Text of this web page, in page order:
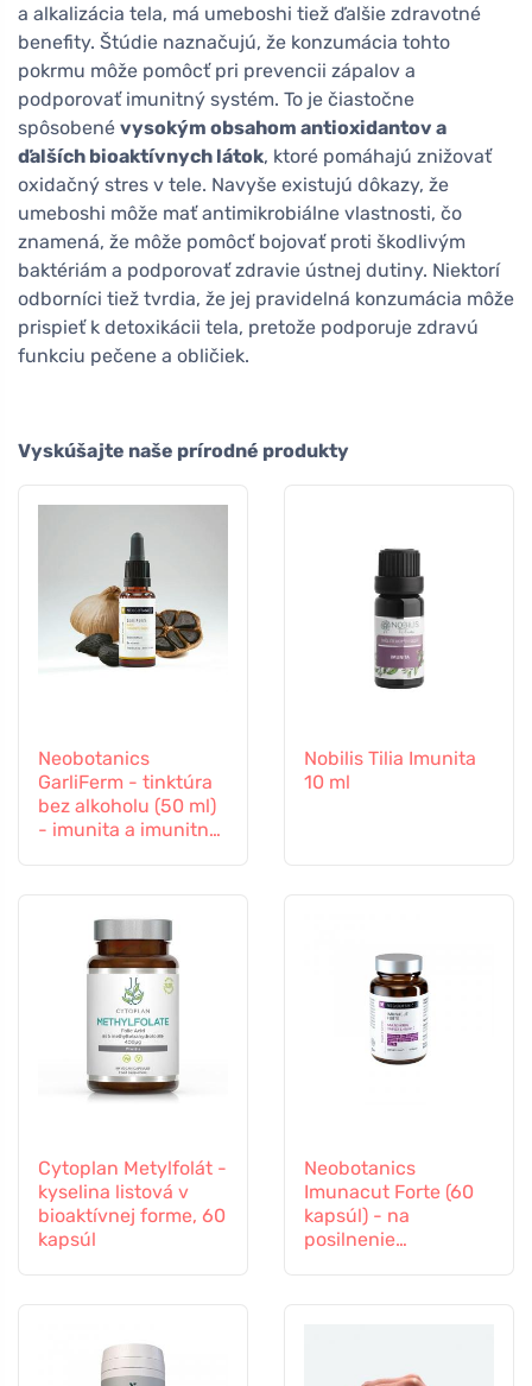
a alkalizácia tela, má umeboshi tiež ďalšie zdravotné
benefity. Štúdie naznačujú, že konzumácia tohto
pokrmu môže pomôcť pri prevencii zápalov a
podporovať imunitný systém. To je čiastočne
spôsobené vysokým obsahom antioxidantov a
ďalších bioaktívnych látok, ktoré pomáhajú znižovať
oxidačný stres v tele. Navyše existujú dôkazy, že
umeboshi môže mať antimikrobiálne vlastnosti, čo
znamená, že môže pomôcť bojovať proti škodlivým
baktériám a podporovať zdravie ústnej dutiny. Niektorí
odborníci tiež tvrdia, že jej pravidelná konzumácia môže
prispieť k detoxikácii tela, pretože podporuje zdravú
funkciu pečene a obličiek.
Vyskúšajte naše prírodné produkty
Neobotanics
GarliFerm - tinktúra
bez alkoholu (50 ml)
- imunita a imunitný
Nobilis Tilia Imunita
10 ml
Cytoplan Metylfolát -
kyselina listová v
bioaktívnej forme, 60
kapsúl
Neobotanics
Imunacut Forte (60
kapsúl) - na
posilnenie